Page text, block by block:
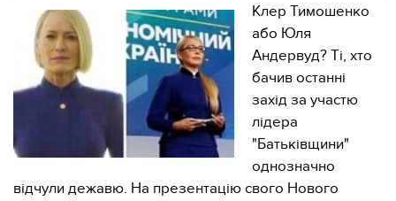
Клер Тимошенко
або Юля
Андервуд? Ті, хто
бачив останні
захід за участю
лідера
"Батьківщини"
однозначно
відчули дежавю. На презентацію свого Нового